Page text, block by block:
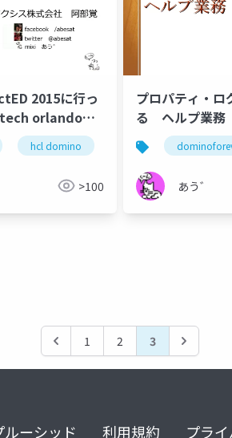
hcl notes hcl digital
2015に行っ
orlando
hcl domino hcl notes
>100
プロパティ・ロ
る ヘルプ業務
あう゛
1 2 3
ーシッド 利用規約 プラ